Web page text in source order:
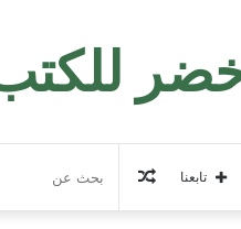
مقال تابعنا